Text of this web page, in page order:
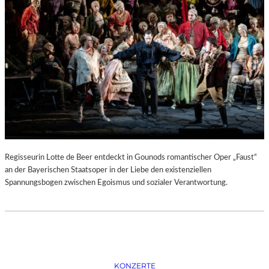
–
K
Ü
N
S
T
L
E
R
,
T
M
Regisseurin Lotte de Beer entdeckt in Gounods romantischer Oper „Faust“
an der Bayerischen Staatsoper in der Liebe den existenziellen
Spannungsbogen zwischen Egoismus und sozialer Verantwortung.
KONZERTE